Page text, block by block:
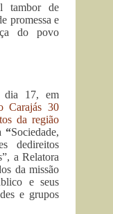
tambor de
promessa e
do povo
dia 17, em
Carajás 30
da região
“Sociedade,
dedireitos
a Relatora
da missão
e seus
e grupos